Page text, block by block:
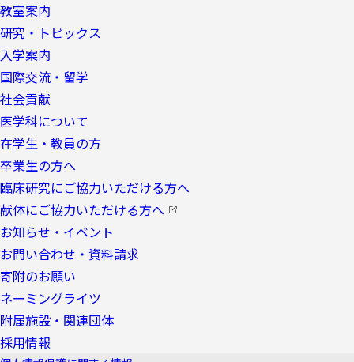
教室案内
研究・トピックス
入学案内
国際交流・留学
社会貢献
医学科について
在学生・教員の方
卒業生の方へ
臨床研究にご協力いただける方へ
献体にご協力いただける方へ
お知らせ・イベント
お問い合わせ・資料請求
寄附のお願い
ネーミングライツ
附属施設・関連団体
採用情報